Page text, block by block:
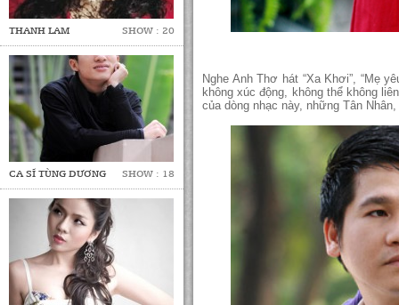
THANH LAM SHOW : 20
CA SĨ TÙNG DƯƠNG SHOW : 18
Nghe Anh Thơ hát “Xa Khơi”, “Mẹ
không xúc động, không thể không
của dòng nhạc này, những Tân